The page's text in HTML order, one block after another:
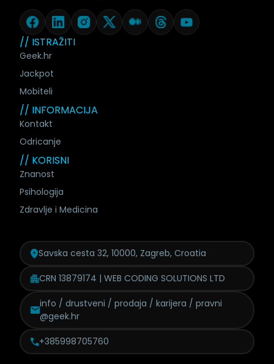
// ISTRAŽITI
Geek.hr
Jackpot
Mobiteli
// INFORMACIJA
Kontakt
Odricanje
// KORISNI
Znanost
Psihologija
Zdravlje i Medicina
Savska cesta 32, 10000, Zagreb, Croatia
CRN 13879174 | WEB CODING SOLUTIONS LTD
info / drustveni / prodaja / karijera / pravni
@geek.hr
+385998705760